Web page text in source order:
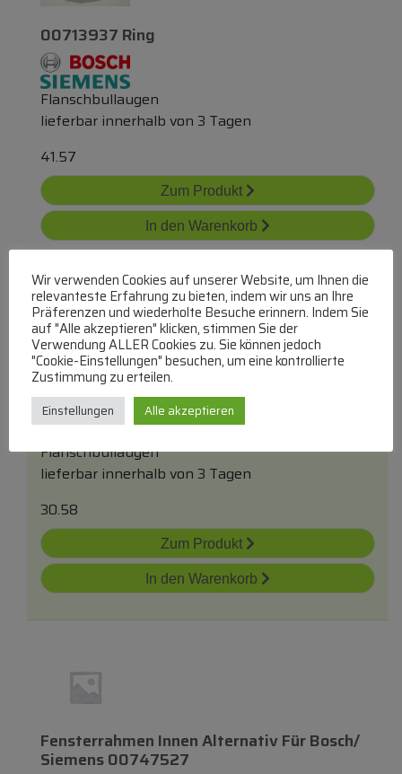
00713937 Ring
Flanschbullaugen
lieferbar innerhalb von 3 Tagen
41.57
Zum Produkt
In den Warenkorb
18006699 Fensterrahmen
Flanschbullaugen
lieferbar innerhalb von 3 Tagen
30.58
Zum Produkt
In den Warenkorb
Fensterrahmen Innen Alternativ Für Bosch/
Siemens 00747527
Wir verwenden Cookies auf unserer Website, um Ihnen die
relevanteste Erfahrung zu bieten, indem wir uns an Ihre
Präferenzen und wiederholte Besuche erinnern. Indem Sie
auf "Alle akzeptieren" klicken, stimmen Sie der
Verwendung ALLER Cookies zu. Sie können jedoch
"Cookie-Einstellungen" besuchen, um eine kontrollierte
Zustimmung zu erteilen.
Einstellungen Alle akzeptieren